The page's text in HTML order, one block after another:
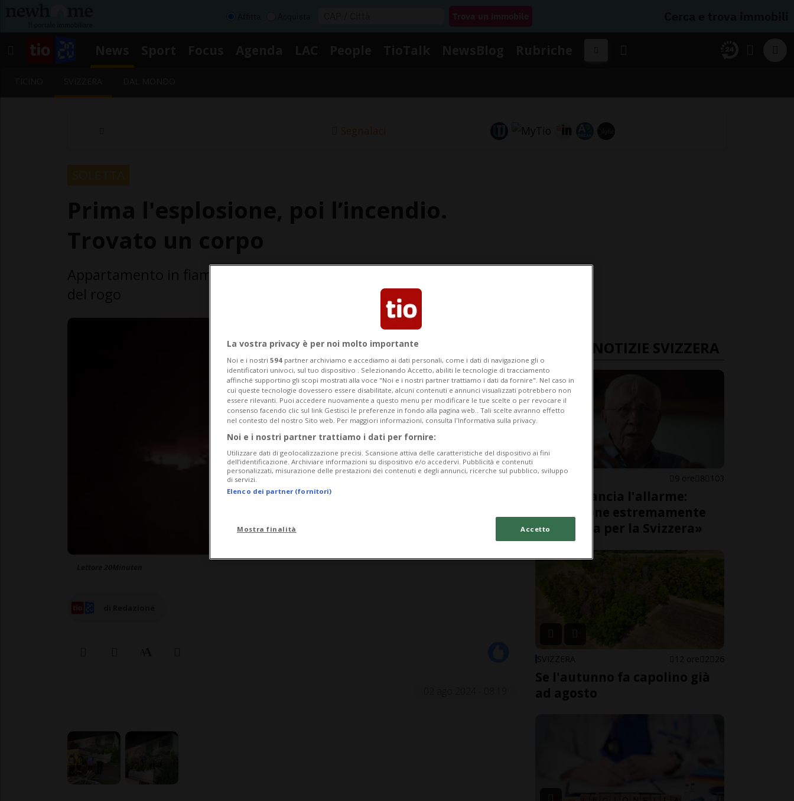
Segnalaci
ULTIME NOTIZIE SVIZZERA
SVIZZERA 9 ore 8 103
Blocher lancia l'allarme:
«Situazione estremamente
pericolosa per la Svizzera»
SVIZZERA 12 ore 2 26
Se l'autunno fa capolino già
ad agosto
La vostra privacy è per noi molto importante
Noi e i nostri 594 partner archiviamo e accediamo ai dati personali, come i dati di navigazione gli o
identificatori univoci, sul tuo dispositivo . Selezionando Accetto, abiliti le tecnologie di tracciamento
affinché supportino gli scopi mostrati alla voce "Noi e i nostri partner trattiamo i dati da fornire". Nel caso in
cui queste tecnologie dovessero essere disabilitate, alcuni contenuti e annunci visualizzati potrebbero non
essere rilevanti. Puoi accedere nuovamente a questo menu per modificare le tue scelte o per revocare il
consenso facendo clic sul link Gestisci le preferenze in fondo alla pagina web.. Tali scelte avranno effetto
nel contesto del nostro Sito web. Per maggiori informazioni, consulta l'Informativa sulla privacy.
Noi e i nostri partner trattiamo i dati per fornire:
Utilizzare dati di geolocalizzazione precisi. Scansione attiva delle caratteristiche del dispositivo ai fini
dell’identificazione. Archiviare informazioni su dispositivo e/o accedervi. Pubblicità e contenuti
personalizzati, misurazione delle prestazioni dei contenuti e degli annunci, ricerche sul pubblico, sviluppo
di servizi.
Elenco dei partner (fornitori)
Mostra finalità Accetto